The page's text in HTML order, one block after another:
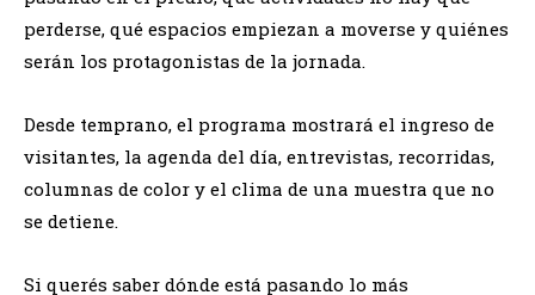
perderse, qué espacios empiezan a moverse y quiénes
serán los protagonistas de la jornada.
Desde temprano, el programa mostrará el ingreso de
visitantes, la agenda del día, entrevistas, recorridas,
columnas de color y el clima de una muestra que no
se detiene.
Si querés saber dónde está pasando lo más